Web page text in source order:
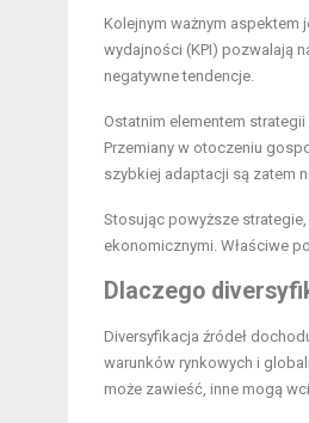
Kolejnym ważnym aspektem
wydajności (KPI) pozwalają
negatywne tendencje.
Ostatnim elementem
Przemiany w otoczeniu
szybkiej adaptacji są zatem
Stosując powyższe
ekonomicznymi. Właściwe
Dlaczego
Diversyfikacja źródeł
warunków rynkowych i
może zawieść, inne mogą